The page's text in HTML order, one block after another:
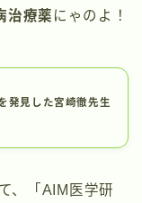
治療薬 にゃのよ！
発見した宮崎徹先生
、「AIM医学研